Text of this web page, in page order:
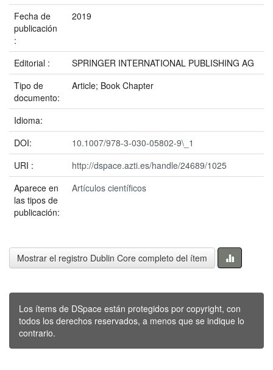
Fecha de
publicación
:
2019
Editorial :
SPRINGER INTERNATIONAL PUBLISHING AG
Tipo de
documento:
Article; Book Chapter
Idioma:
DOI:
10.1007/978-3-030-05802-9\_1
URI :
http://dspace.azti.es/handle/24689/1025
Aparece en
las tipos de
publicación:
Artículos científicos
Mostrar el registro Dublin Core completo del ítem
Los ítems de DSpace están protegidos por copyright, con
todos los derechos reservados, a menos que se indique lo
contrario.